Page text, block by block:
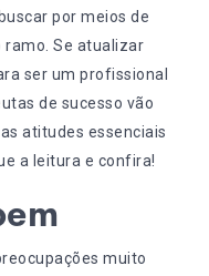
por meios de
ramo. Se atualizar
ser um profissional
de sucesso vão
atitudes essenciais
a leitura e confira!
muito